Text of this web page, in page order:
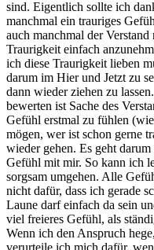
sind. Eigentlich sollte ich
manchmal ein trauriges
auch manchmal der
Traurigkeit einfach
ich diese Traurigkeit lieben
darum im Hier und Jetzt zu
dann wieder ziehen zu
bewerten ist Sache des
Gefühl erstmal zu fühlen
mögen, wer ist schon gerne
wieder gehen. Es geht
Gefühl mit mir. So kann ich
sorgsam umgehen. Alle
nicht dafür, dass ich gerade
Laune darf einfach da sein
viel freieres Gefühl, als
Wenn ich den Anspruch
verurteile ich mich dafür,